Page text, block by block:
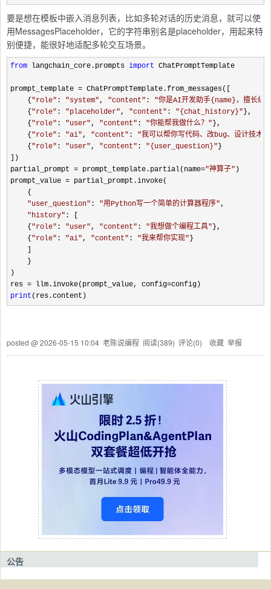
要是想在模板中嵌入消息列表，比如多轮对话的历史消息，就可以使
用MessagesPlaceholder，它的字符串别名是placeholder，用起来特
别便捷，能很好地适配多轮交互场景。
from langchain_core.prompts import ChatPromptTemplate
prompt_template = ChatPromptTemplate.from_messages([
    {
"role" : "system", "content" : "你是AI开发助手{name}，擅长编
    {
"role" : "placeholder", "content" : "{chat_history}" },
    {
"role" : "user", "content" : "你能帮我做什么？ " },
    {
"role" : "ai", "content" : "我可以帮你写代码、改bug、设计技术
    {
"role" : "user", "content" : "{user_question}" }
])
partial_prompt = prompt_template.partial(name="神算子" )
prompt_value = partial_prompt.invoke(
    {
"user_question" : "用Python写一个简单的计算器程序",
"history" : [
    {
"role" : "user", "content" : "我想做个编程工具" },
    {
"role" : "ai", "content" : "我来帮你实现" }
    }
)
res = llm.invoke(prompt_value, config=
print (res.content)
posted @2026-05-15 10:04 老陈说编程 阅读(389) 评论(0) 收藏 举报
公告